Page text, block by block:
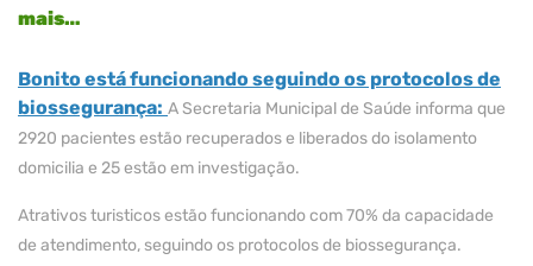
mais…
Bonito está funcionando seguindo os protocolos de
biossegurança: A Secretaria Municipal de Saúde informa que
2920 pacientes estão recuperados e liberados do isolamento
domicilia e 25 estão em investigação.
Atrativos turisticos estão funcionando com 70% da capacidade
de atendimento, seguindo os protocolos de biossegurança.